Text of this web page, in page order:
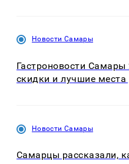
Новости Самары
Гастроновости
скидки и лучшие места
Новости Самары
Самарцы рассказали,